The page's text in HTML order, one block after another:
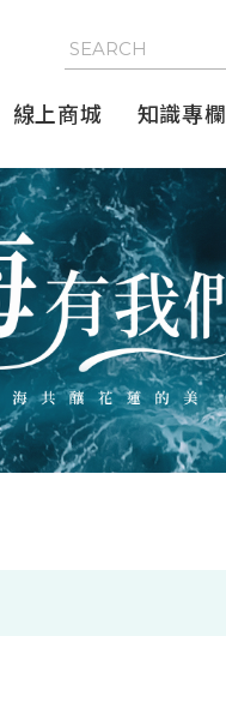
線上商城 知識專欄